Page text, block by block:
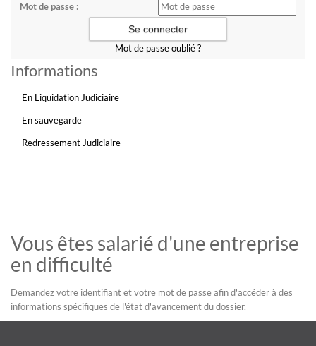
Mot de passe :
Mot de passe oublié ?
Informations
En Liquidation Judiciaire
En sauvegarde
Redressement Judiciaire
Vous êtes salarié d'une entreprise
en difficulté
Demandez votre identifiant et votre mot de passe afin d'accéder à des
informations spécifiques de l'état d'avancement du dossier.